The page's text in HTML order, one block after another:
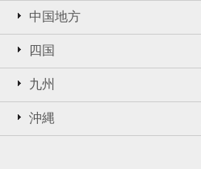
中国地方
四国
九州
沖縄